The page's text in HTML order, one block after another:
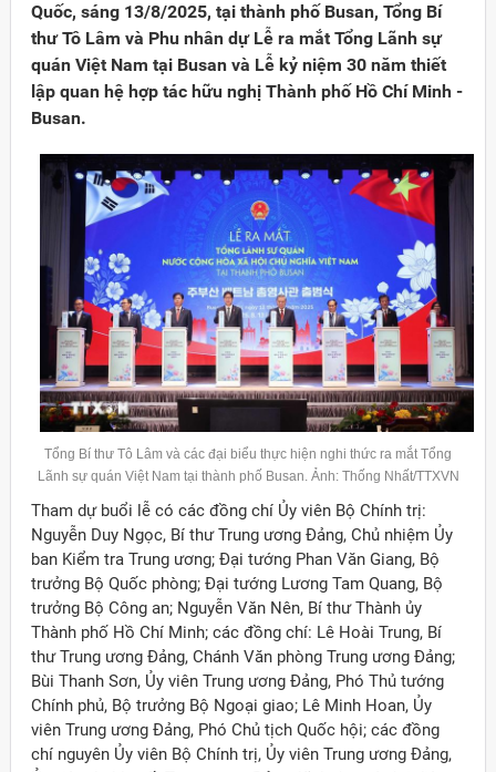
Quốc, sáng 13/8/2025, tại thành phố Busan, Tổng Bí
thư Tô Lâm và Phu nhân dự Lễ ra mắt Tổng Lãnh sự
quán Việt Nam tại Busan và Lễ kỷ niệm 30 năm thiết
lập quan hệ hợp tác hữu nghị Thành phố Hồ Chí Minh -
Busan.
Tổng Bí thư Tô Lâm và các đại biểu thực hiện nghi thức ra mắt Tổng
Lãnh sự quán Việt Nam tại thành phố Busan. Ảnh: Thống Nhất/TTXVN
Tham dự buổi lễ có các đồng chí Ủy viên Bộ Chính trị:
Nguyễn Duy Ngọc, Bí thư Trung ương Đảng, Chủ nhiệm Ủy
ban Kiểm tra Trung ương; Đại tướng Phan Văn Giang, Bộ
trưởng Bộ Quốc phòng; Đại tướng Lương Tam Quang, Bộ
trưởng Bộ Công an; Nguyễn Văn Nên, Bí thư Thành ủy
Thành phố Hồ Chí Minh; các đồng chí: Lê Hoài Trung, Bí
thư Trung ương Đảng, Chánh Văn phòng Trung ương Đảng;
Bùi Thanh Sơn, Ủy viên Trung ương Đảng, Phó Thủ tướng
Chính phủ, Bộ trưởng Bộ Ngoại giao; Lê Minh Hoan, Ủy
viên Trung ương Đảng, Phó Chủ tịch Quốc hội; các đồng
chí nguyên Ủy viên Bộ Chính trị, Ủy viên Trung ương Đảng,